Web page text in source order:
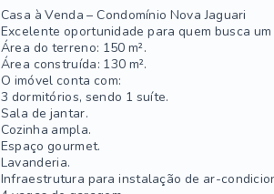
Casa à Venda – Condomínio Nova Jaguari
Excelente oportunidade para quem busca
Área do terreno: 150 m².
Área construída: 130 m².
O imóvel conta com:
3 dormitórios, sendo 1 suíte.
Sala de jantar.
Cozinha ampla.
Espaço gourmet.
Lavanderia.
Infraestrutura para instalação de ar-